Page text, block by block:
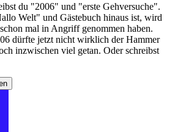
du "2006" und "erste Gehversuche".
Welt" und Gästebuch hinaus ist, wird
mal in Angriff genommen haben.
dürfte jetzt nicht wirklich der Hammer
inzwischen viel getan. Oder schreibst